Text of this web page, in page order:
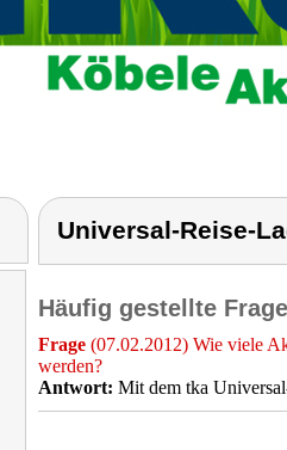
Universal-Reise-
Häufig gestellte
Frage (07.02.2012) Wie viele
werden?
Antwort: Mit dem tka